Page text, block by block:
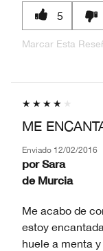
5
Marcar Esta
ME
Enviado 12/02/2016
por Sara
de Murcia
Me acabo de
estoy
huele a menta